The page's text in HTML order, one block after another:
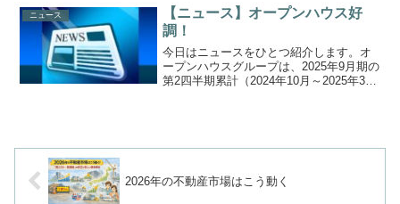
す。不動産業界は日々進化しており、テ
クノロジーの導入...
ニュース
【ニュース】オープンハウス好
調！
今日はニュースをひとつ紹介します。オ
ープンハウスグループは、2025年9月期の
第2四半期累計（2024年10月～2025年3
2026年の不動産市場はこう動く